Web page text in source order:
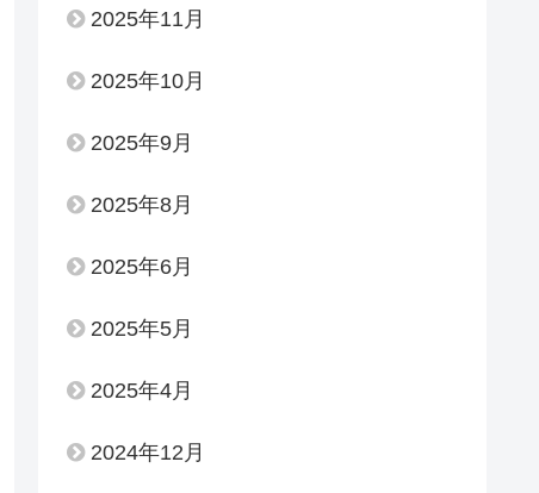
2025年11月
2025年10月
2025年9月
2025年8月
2025年6月
2025年5月
2025年4月
2024年12月